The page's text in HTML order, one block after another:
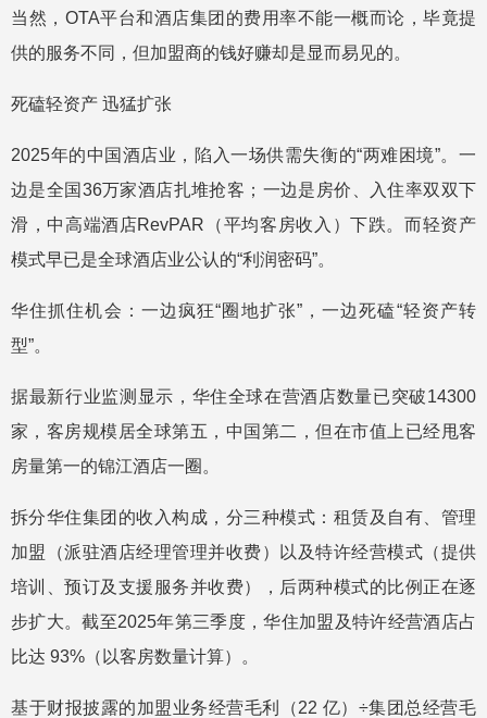
当然，OTA平台和酒店集团的费用率不能一概而论，毕竟提
供的服务不同，但加盟商的钱好赚却是显而易见的。
死磕轻资产 迅猛扩张
2025年的中国酒店业，陷入一场供需失衡的“两难困境”。一
边是全国36万家酒店扎堆抢客；一边是房价、入住率双双下
滑，中高端酒店RevPAR（平均客房收入）下跌。而轻资产
模式早已是全球酒店业公认的“利润密码”。
华住抓住机会：一边疯狂“圈地扩张”，一边死磕“轻资产转
型”。
据最新行业监测显示，华住全球在营酒店数量已突破14300
家，客房规模居全球第五，中国第二，但在市值上已经甩客
房量第一的锦江酒店一圈。
拆分华住集团的收入构成，分三种模式：租赁及自有、管理
加盟（派驻酒店经理管理并收费）以及特许经营模式（提供
培训、预订及支援服务并收费），后两种模式的比例正在逐
步扩大。截至2025年第三季度，华住加盟及特许经营酒店占
比达 93%（以客房数量计算）。
基于财报披露的加盟业务经营毛利（22 亿）÷集团总经营毛